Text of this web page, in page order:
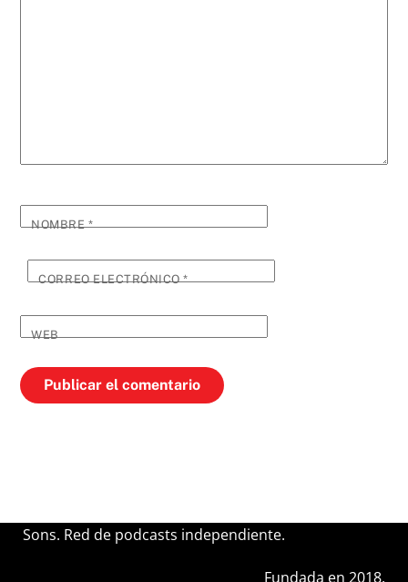
NOMBRE*
CORREO ELECTRÓNICO*
WEB
Sons. Red de podcasts independiente.
Fundada en 2018.